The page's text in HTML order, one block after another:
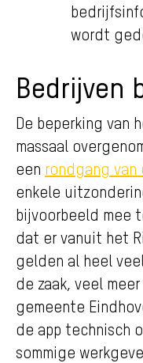
wordt
Bedrijven
De beperking van
massaal
een rondgang van
enkele
bijvoorbeeld mee
dat er vanuit het
gelden al heel
de zaak, veel
gemeente
de app technisch
sommige